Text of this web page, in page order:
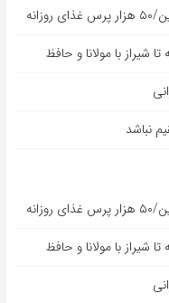
شیراز با مولانا و حافظ
نباشد
شیراز با مولانا و حافظ